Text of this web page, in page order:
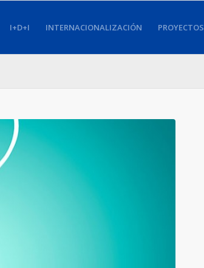
I+D+I INTERNACIONALIZACIÓN PROYECTOS